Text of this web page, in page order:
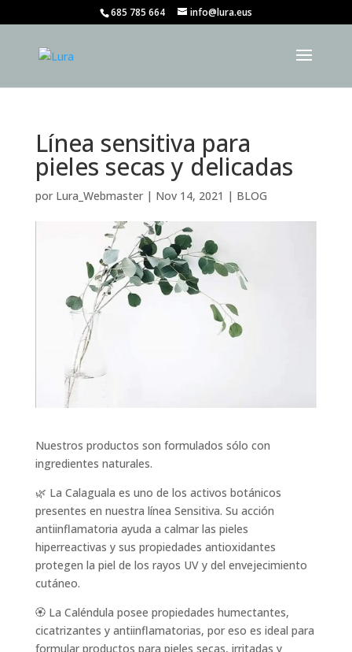
685 785 664 info@lura.eus
Línea sensitiva para
pieles secas y delicadas
por Lura_Webmaster| Nov 14, 2021 | BLOG
Nuestros productos son formulados sólo con
ingredientes naturales.
🌿 La Calaguala es uno de los activos botánicos
presentes en nuestra línea Sensitiva. Su acción
antiinflamatoria ayuda a calmar las pieles
hiperreactivas y sus propiedades antioxidantes
protegen la piel de los rayos UV y del envejecimiento
cutáneo.
🏵️ La Caléndula posee propiedades humectantes,
cicatrizantes y antiinflamatorias, por eso es ideal para
formular productos para pieles secas, irritadas y